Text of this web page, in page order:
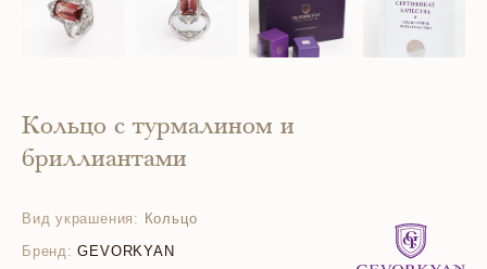
Кольцо с турмалином и
бриллиантами
Вид украшения: Кольцо
Бренд: GEVORKYAN